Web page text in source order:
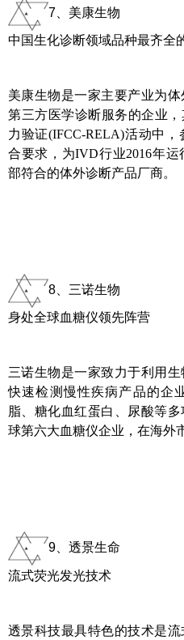
7、美康生物
中国生化诊断领域品种最齐全
美康生物是一家主要产业为
第三方医学诊断服务的企业
力验证(IFCC-RELA)活动中
合要求，为IVD行业2016年
部符合的体外诊断产品厂商。
8、三诺生物
身处全球血糖仪领先阵营
三诺生物是一家致力于利用
快速检测慢性疾病产品的企
脂、糖化血红蛋白、尿酸等
球第六大血糖仪企业，在海外
9、透景生命
流式荧光发光技术
透景科技最具特色的技术是